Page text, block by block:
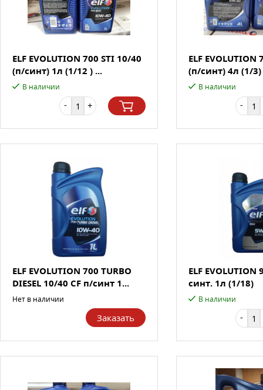
ELF EVOLUTION 700 STI 10/40
(п/синт) 1л (1/12 ) ...
В наличии
- +
ELF EVOLUTION
(п/синт) 4л (1/
В наличии
-
ELF EVOLUTION 700 TURBO
DIESEL 10/40 CF п/синт 1...
Нет в наличии
Заказать
ELF EVOLUTION
синт. 1л (1/18)
В наличии
-